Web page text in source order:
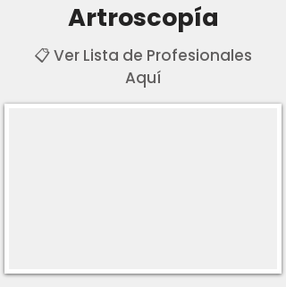
Artroscopía
📋 Ver Lista de Profesionales
Aquí